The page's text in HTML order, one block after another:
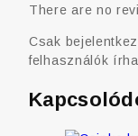
There are no
Csak
felhasználók